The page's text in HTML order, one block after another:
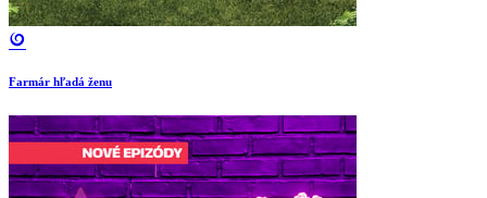
Farmár hľadá ženu